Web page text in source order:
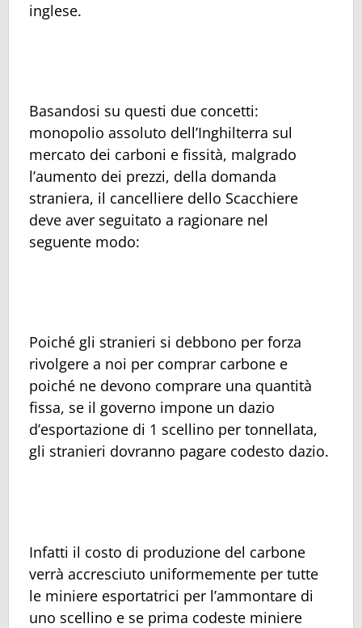
inglese.
Basandosi su questi due concetti:
monopolio assoluto dell’Inghilterra sul
mercato dei carboni e fissità, malgrado
l’aumento dei prezzi, della domanda
straniera, il cancelliere dello Scacchiere
deve aver seguitato a ragionare nel
seguente modo:
Poiché gli stranieri si debbono per forza
rivolgere a noi per comprar carbone e
poiché ne devono comprare una quantità
fissa, se il governo impone un dazio
d’esportazione di 1 scellino per tonnellata,
gli stranieri dovranno pagare codesto dazio.
Infatti il costo di produzione del carbone
verrà accresciuto uniformemente per tutte
le miniere esportatrici per l’ammontare di
uno scellino e se prima codeste miniere